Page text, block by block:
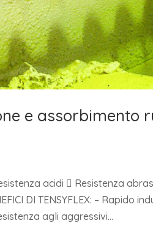
e assorbimento
acidi  Resistenza
DI TENSYFLEX: – Rapido
agli aggressivi...